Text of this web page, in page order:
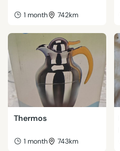
1 month 742km
Thermos
1 month 743km